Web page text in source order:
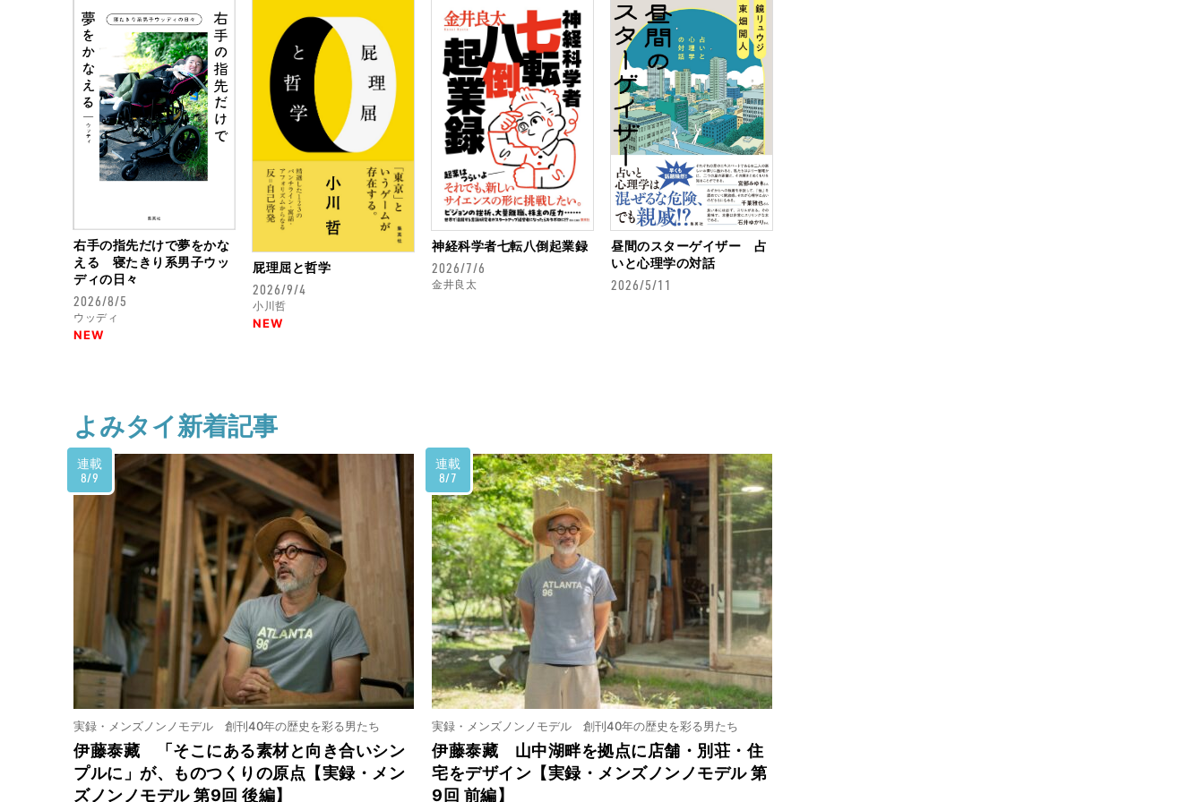
右手の指先だけで夢をかな
える 寝たきり系男子ウッ
ディの日々
2026/8/5
ウッディ
NEW
屁理屈と哲学
2026/9/4
小川哲
NEW
神経科学者七転八倒起業録
2026/7/6
金井良太
昼間のスターゲイザー 占
いと心理学の対話
2026/5/11
よみタイ新着記事
連載
8/9
実録・メンズノンノモデル 創刊40年の歴史を彩る男たち
伊藤泰藏 「そこにある素材と向き合いシン
プルに」が、ものつくりの原点【実録・メン
ズノンノモデル 第9回 後編】
連載
8/7
実録・メンズノンノモデル 創刊40年の歴史を彩る男たち
伊藤泰藏 山中湖畔を拠点に店舗・別荘・住
宅をデザイン【実録・メンズノンノモデル 第
9回 前編】